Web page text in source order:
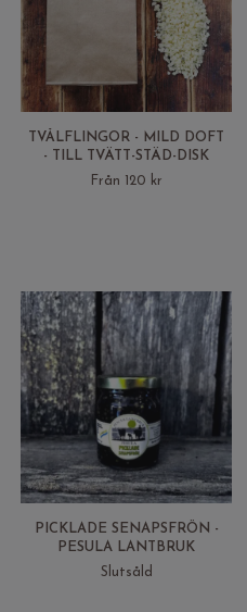
TVÅLFLINGOR - MILD DOFT
- TILL TVÄTT-STÄD-DISK
Från 120 kr
PICKLADE SENAPSFRÖN -
PESULA LANTBRUK
Slutsåld